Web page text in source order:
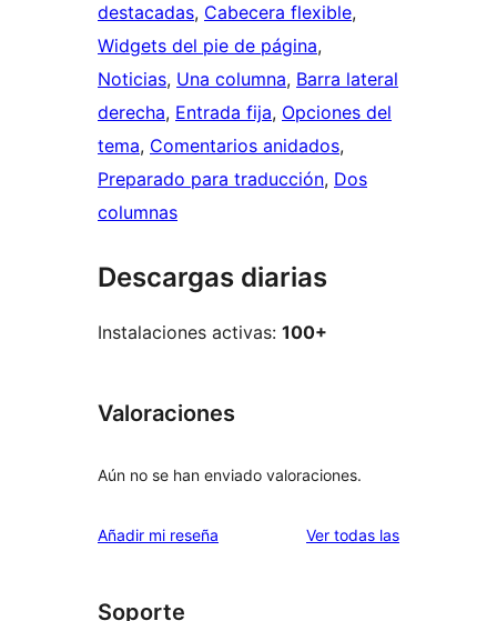
destacadas, Cabecera flexible
Widgets del pie de página
Noticias, Una columna, Barra lateral
derecha, Entrada fija, Opciones del
tema, Comentarios anidados
Preparado para traducción, Dos
columnas
Descargas diarias
Instalaciones activas: 100+
Valoraciones
Aún no se han enviado valoraciones.
Añadir mi reseña Ver todas lasvaloraciones
Soporte